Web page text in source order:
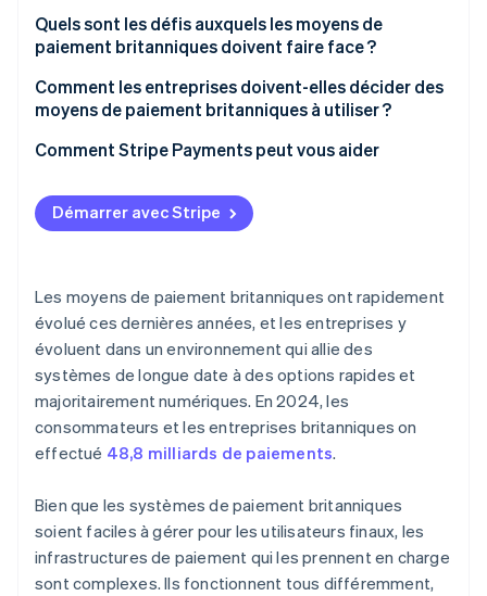
Prélèvements automatiques et crédits Bacs
Transferts CHAPS
Quels sont les défis auxquels les moyens de
paiement britanniques doivent faire face ?
Comment les entreprises doivent-elles décider des
moyens de paiement britanniques à utiliser ?
Comment Stripe Payments peut vous aider
Démarrer avec Stripe
Les moyens de paiement britanniques ont rapidement
évolué ces dernières années, et les entreprises y
évoluent dans un environnement qui allie des
systèmes de longue date à des options rapides et
majoritairement numériques. En 2024, les
consommateurs et les entreprises britanniques on
effectué 48,8 milliards de paiements.
Bien que les systèmes de paiement britanniques
soient faciles à gérer pour les utilisateurs finaux, les
infrastructures de paiement qui les prennent en charge
sont complexes. Ils fonctionnent tous différemment,